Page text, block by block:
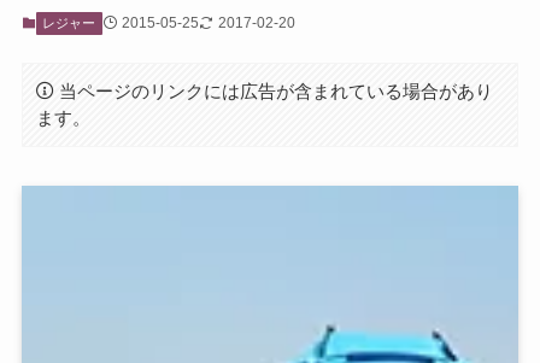
レジャー 2015-05-25 2017-02-20
当ページのリンクには広告が含まれている場合があり
ます。